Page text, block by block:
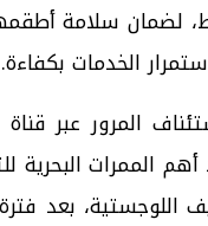
لضمان سلامة
الخدمات بكفاءة.
المرور عبر
أهم الممرات
اللوجستية، بعد